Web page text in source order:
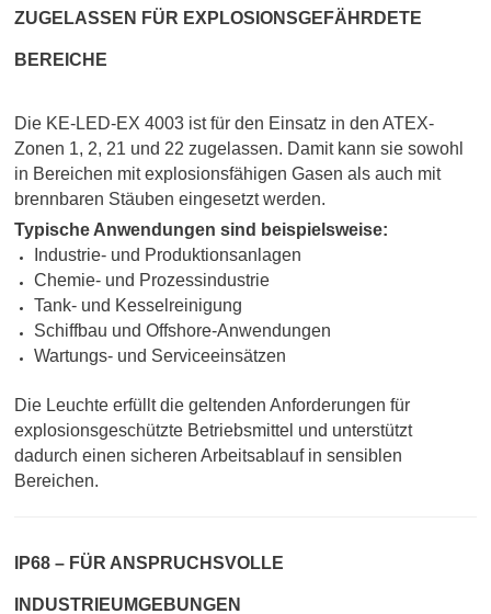
ZUGELASSEN FÜR EXPLOSIONSGEFÄHRDETE
BEREICHE
Die KE-LED-EX 4003 ist für den Einsatz in den ATEX-
Zonen 1, 2, 21 und 22 zugelassen. Damit kann sie sowohl
in Bereichen mit explosionsfähigen Gasen als auch mit
brennbaren Stäuben eingesetzt werden.
Typische Anwendungen sind beispielsweise:
Industrie- und Produktionsanlagen
Chemie- und Prozessindustrie
Tank- und Kesselreinigung
Schiffbau und Offshore-Anwendungen
Wartungs- und Serviceeinsätzen
Die Leuchte erfüllt die geltenden Anforderungen für
explosionsgeschützte Betriebsmittel und unterstützt
dadurch einen sicheren Arbeitsablauf in sensiblen
Bereichen.
IP68 – FÜR ANSPRUCHSVOLLE
INDUSTRIEUMGEBUNGEN